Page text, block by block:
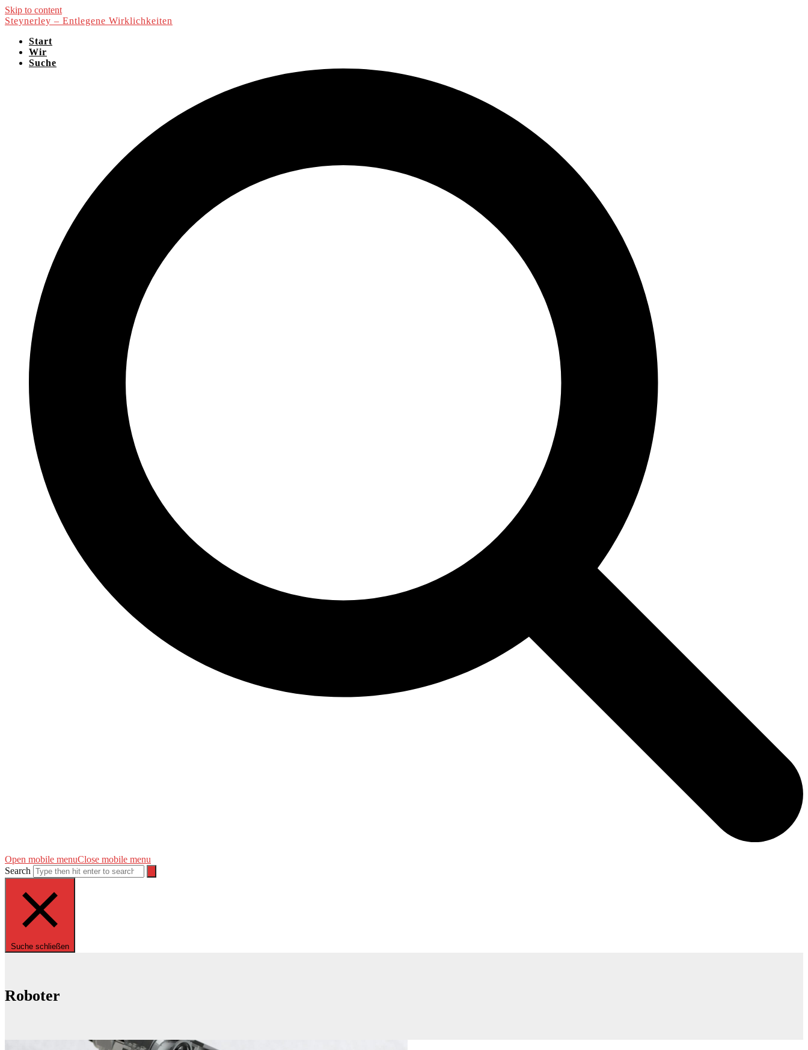
Skip to content
Steynerley – Entlegene Wirklichkeiten
Start
Wir
Suche
Open mobile menuClose mobile menu
Search
Suche schließen
Roboter